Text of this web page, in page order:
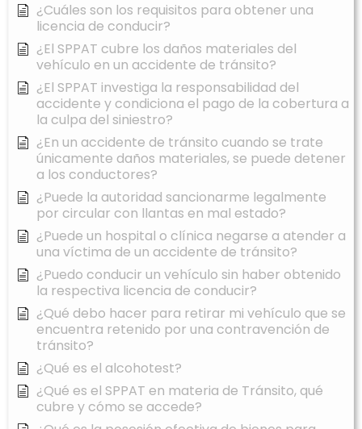
¿Cuáles son los requisitos para obtener una
licencia de conducir?
¿El SPPAT cubre los daños materiales del
vehículo en un accidente de tránsito?
¿El SPPAT investiga la responsabilidad del
accidente y condiciona el pago de la cobertura a
la culpa del siniestro?
¿En un accidente de tránsito cuando se trate
únicamente daños materiales, se puede detener
a los conductores?
¿Puede la autoridad sancionarme legalmente
por circular con llantas en mal estado?
¿Puede un hospital o clínica negarse a atender a
una víctima de un accidente de tránsito?
¿Puedo conducir un vehículo sin haber obtenido
la respectiva licencia de conducir?
¿Qué debo hacer para retirar mi vehículo que se
encuentra retenido por una contravención de
tránsito?
¿Qué es el alcohotest?
¿Qué es el SPPAT en materia de Tránsito, qué
cubre y cómo se accede?